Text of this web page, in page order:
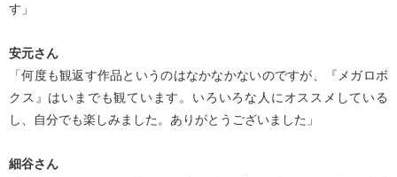
す」
安元さん
「何度も観返す作品というのはなかなかないのですが、『メガロボ
クス』はいまでも観ています。いろいろな人にオススメしている
し、自分でも楽しみました。ありがとうございました」
細谷さん